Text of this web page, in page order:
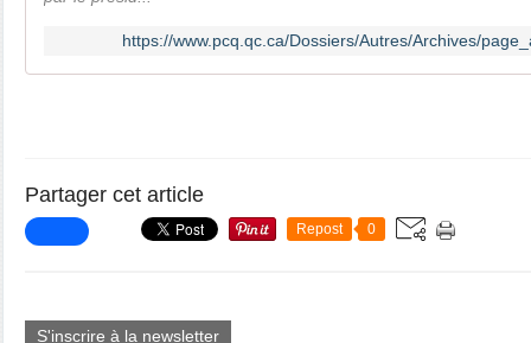
https://www.pcq.qc.ca/Dossiers/Autres/Archives/
Partager cet article
Repost 0
S'inscrire à la newsletter